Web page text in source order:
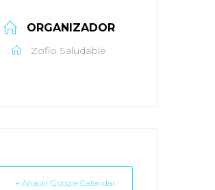
ORGANIZADOR
Zofio Saludable
+ Añadir Google Calendar